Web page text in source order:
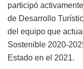
participó
de Desarrollo
del equipo que
Sostenible 2020-
Estado en el 2021.